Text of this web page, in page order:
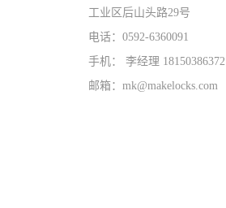
工业区后山头路29号
电话：0592-6360091
手机： 李经理 18150386372
邮箱：mk@makelocks.com